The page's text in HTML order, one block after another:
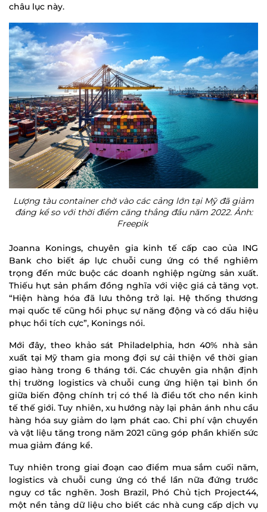
châu lục này.
Lượng tàu container chờ vào các cảng lớn tại Mỹ đã giảm
đáng kể so với thời điểm căng thẳng đầu năm 2022. Ảnh:
Freepik
Joanna Konings, chuyên gia kinh tế cấp cao của ING
Bank cho biết áp lực chuỗi cung ứng có thể nghiêm
trọng đến mức buộc các doanh nghiệp ngừng sản xuất.
Thiếu hụt sản phẩm đồng nghĩa với việc giá cả tăng vọt.
“Hiện hàng hóa đã lưu thông trở lại. Hệ thống thương
mại quốc tế cũng hồi phục sự năng động và có dấu hiệu
phục hồi tích cực”, Konings nói.
Mới đây, theo khảo sát Philadelphia, hơn 40% nhà sản
xuất tại Mỹ tham gia mong đợi sự cải thiện về thời gian
giao hàng trong 6 tháng tới. Các chuyên gia nhận định
thị trường logistics và chuỗi cung ứng hiện tại bình ổn
giữa biến động chính trị có thể là điều tốt cho nền kinh
tế thế giới. Tuy nhiên, xu hướng này lại phản ánh nhu cầu
hàng hóa suy giảm do lạm phát cao. Chi phí vận chuyển
và vật liệu tăng trong năm 2021 cũng góp phần khiến sức
mua giảm đáng kể.
Tuy nhiên trong giai đoạn cao điểm mua sắm cuối năm,
logistics và chuỗi cung ứng có thể lần nữa đứng trước
nguy cơ tắc nghẽn. Josh Brazil, Phó Chủ tịch Project44,
một nền tảng dữ liệu cho biết các nhà cung cấp dịch vụ